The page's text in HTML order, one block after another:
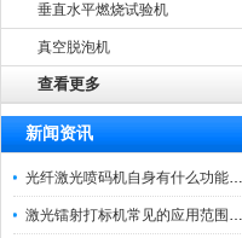
垂直水平燃烧试验机
真空脱泡机
查看更多
新闻资讯
光纤激光喷码机自身有什么功能？不妨看看下文
激光镭射打标机常见的应用范围如下